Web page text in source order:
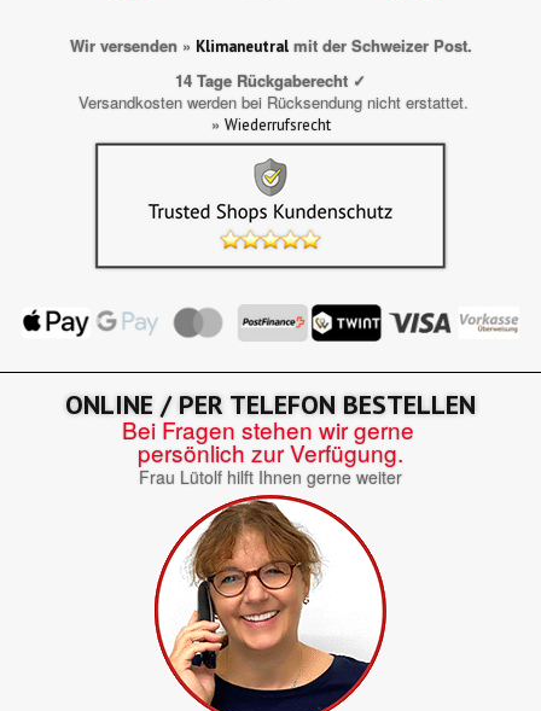
Wir versenden » Klimaneutralmit der Schweizer Post.
14 Tage Rückgaberecht ✓
Versandkosten werden bei Rücksendung nicht erstattet.
» Wiederrufsrecht
ONLINE / PER TELEFON BESTELLEN
Bei Fragen stehen wir gerne
persönlich zur Verfügung.
Frau Lütolf hilft Ihnen gerne weiter